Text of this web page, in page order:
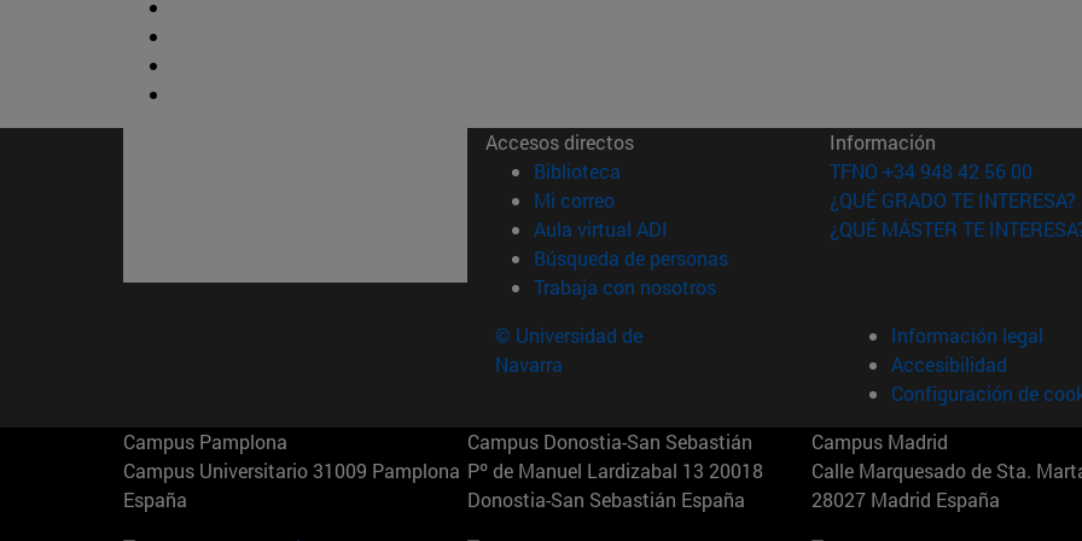
Accesos directos
Biblioteca (abre en nueva ventana)
Mi correo(abre en nueva ventana)
Aula virtual ADI (abre en nueva ventana)
Búsqueda de personas(abre en nueva ventana)
Trabaja con nosotros(abre en nueva ventana)
Información
TFNO +34 948 42 56 00
¿QUÉ GRADO TE INTERESA?
¿QUÉ MÁSTER TE
© Universidad de
Navarra
Información legal
Accesibilidad
Configuración de
Campus Pamplona
Campus Universitario 31009 Pamplona
España
Campus Donostia-San Sebastián
Pº de Manuel Lardizabal 13 20018
Donostia-San Sebastián España
Campus Madrid
Calle Marquesado de Sta.
28027 Madrid España